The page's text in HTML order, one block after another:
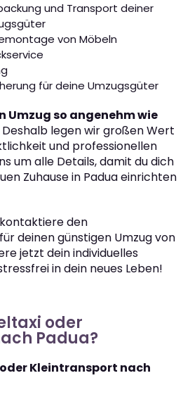
und Transport deiner
von Möbeln
für deine Umzugsgüter
Umzug so angenehm wie
Deshalb legen wir großen Wert
und professionellen
um alle Details, damit du dich
Zuhause in Padua einrichten
den
deinen günstigen Umzug von
jetzt dein individuelles
in dein neues Leben!
oder
Padua?
Kleintransport nach